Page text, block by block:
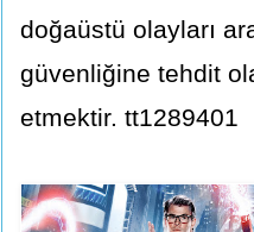
doğaüstü olayları
güvenliğine tehdit
etmektir. tt1289401